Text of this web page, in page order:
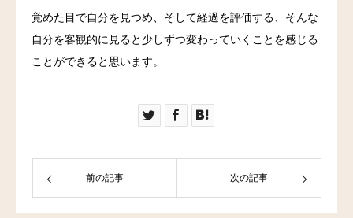
覚めた目で自分を見つめ、そして経過を評価する、そんな
自分を客観的に見ると少しずつ変わっていくことを感じる
ことができると思います。
前の記事 次の記事